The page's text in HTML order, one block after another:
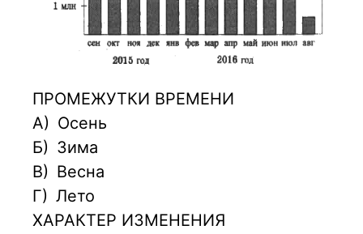
ПРОМЕЖУТКИ ВРЕМЕНИ
А) Осень
Б) Зима
В) Весна
Г) Лето
ХАРАКТЕР ИЗМЕНЕНИЯ